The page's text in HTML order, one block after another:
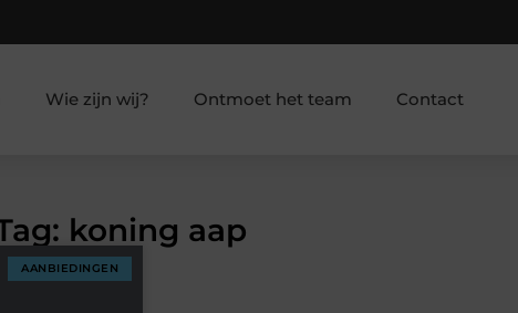
Wie zijn wij? Ontmoet het team Contact
koning aap
AANBIEDINGEN